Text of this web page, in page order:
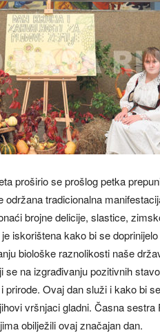
proširio se prošlog petka
održana tradicionalna
brojne delicije, slastice,
iskorištena kako bi se
biološke raznolikosti naše
se na izgrađivanju pozitivnih
prirode. Ovaj dan služi i kako bi
vršnjaci gladni. Časna
obilježili ovaj značajan dan.